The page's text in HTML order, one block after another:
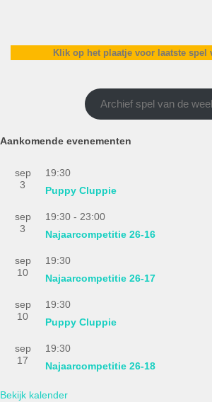
Klik op het plaatje voor laatste spel
Archief spel van de
Aankomende evenementen
sep
3
19:30
Puppy Cluppie
sep
3
19:30 - 23:00
Najaarcompetitie 26-16
sep
10
19:30
Najaarcompetitie 26-17
sep
10
19:30
Puppy Cluppie
sep
17
19:30
Najaarcompetitie 26-18
Bekijk kalender